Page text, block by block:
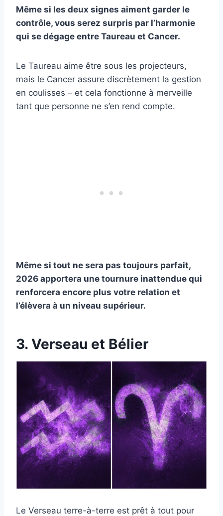
Même si les deux signes aiment garder le
contrôle, vous serez surpris par l’harmonie
qui se dégage entre Taureau et Cancer.
Le Taureau aime être sous les projecteurs,
mais le Cancer assure discrètement la gestion
en coulisses – et cela fonctionne à merveille
tant que personne ne s’en rend compte.
Même si tout ne sera pas toujours parfait,
2026 apportera une tournure inattendue qui
renforcera encore plus votre relation et
l’élèvera à un niveau supérieur.
3. Verseau et Bélier
Le Verseau terre-à-terre est prêt à tout pour